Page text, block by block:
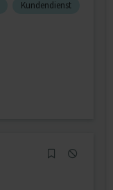
Kundendienst